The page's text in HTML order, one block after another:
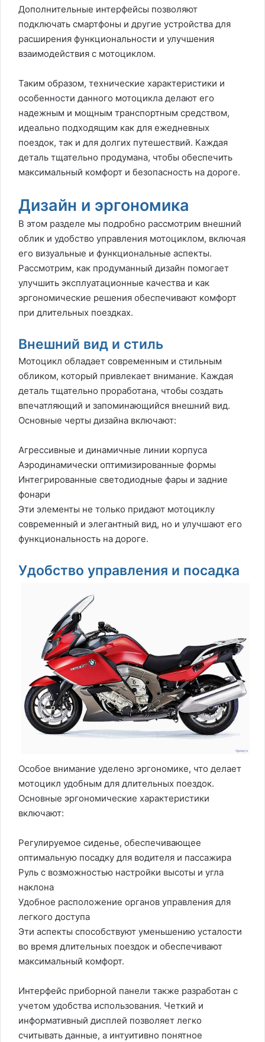
Дополнительные интерфейсы позволяют
подключать смартфоны и другие устройства для
расширения функциональности и улучшения
взаимодействия с мотоциклом.
Таким образом, технические характеристики и
особенности данного мотоцикла делают его
надежным и мощным транспортным средством,
идеально подходящим как для ежедневных
поездок, так и для долгих путешествий. Каждая
деталь тщательно продумана, чтобы обеспечить
максимальный комфорт и безопасность на дороге.
Дизайн и эргономика
В этом разделе мы подробно рассмотрим внешний
облик и удобство управления мотоциклом, включая
его визуальные и функциональные аспекты.
Рассмотрим, как продуманный дизайн помогает
улучшить эксплуатационные качества и как
эргономические решения обеспечивают комфорт
при длительных поездках.
Внешний вид и стиль
Мотоцикл обладает современным и стильным
обликом, который привлекает внимание. Каждая
деталь тщательно проработана, чтобы создать
впечатляющий и запоминающийся внешний вид.
Основные черты дизайна включают:
Агрессивные и динамичные линии корпуса
Аэродинамически оптимизированные формы
Интегрированные светодиодные фары и задние
фонари
Эти элементы не только придают мотоциклу
современный и элегантный вид, но и улучшают его
функциональность на дороге.
Удобство управления и посадка
Особое внимание уделено эргономике, что делает
мотоцикл удобным для длительных поездок.
Основные эргономические характеристики
включают:
Регулируемое сиденье, обеспечивающее
оптимальную посадку для водителя и пассажира
Руль с возможностью настройки высоты и угла
наклона
Удобное расположение органов управления для
легкого доступа
Эти аспекты способствуют уменьшению усталости
во время длительных поездок и обеспечивают
максимальный комфорт.
Интерфейс приборной панели также разработан с
учетом удобства использования. Четкий и
информативный дисплей позволяет легко
считывать данные, а интуитивно понятное